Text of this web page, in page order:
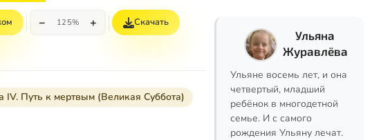
− 125% + Скачать
IV. Путь к мертвым (Великая Суббота)
Ульяна
Журавлёва
Ульяне восемь лет, и она
четвертый, младший
ребёнок в многодетной
семье. И с самого
рождения Ульяну лечат.